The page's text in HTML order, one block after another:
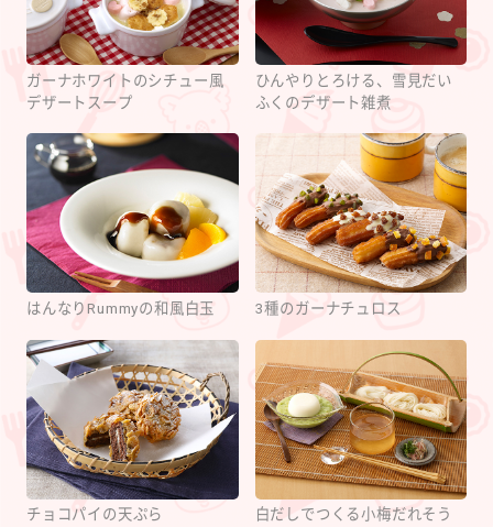
ガーナホワイトのシチュー風
デザートスープ
ひんやりとろける、雪見だい
ふくのデザート雑煮
はんなりRummyの和風白玉 3種のガーナチュロス
チョコパイの天ぷら
白だしでつくる小梅だれそう